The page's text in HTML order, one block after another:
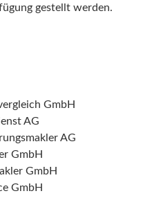
gestellt werden.
GmbH
AG
AG
GmbH
GmbH
GmbH